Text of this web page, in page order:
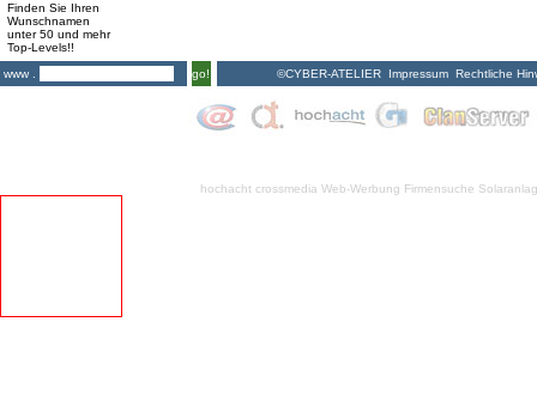
Finden Sie Ihren
Wunschnamen
unter 50 und mehr
Top-Levels!!
www .
go! ©CYBER-ATELIER Impressum Rechtliche
hochacht crossmedia Web-Werbung Firmensuche